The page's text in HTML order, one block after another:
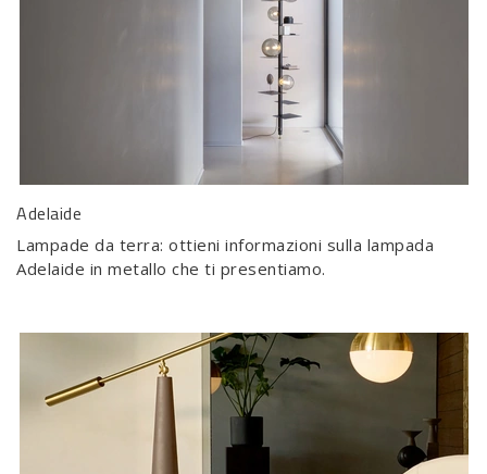
Adelaide
Lampade da terra: ottieni informazioni sulla lampada
Adelaide in metallo che ti presentiamo.